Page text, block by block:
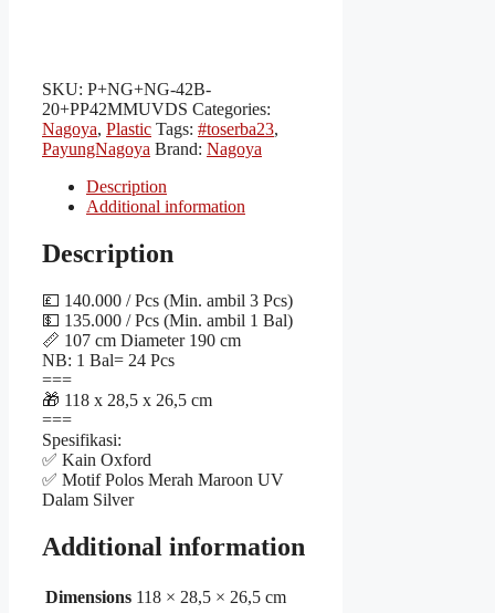
SKU: P+NG+NG-42B-
20+PP42MMUVDS Categories:
Nagoya, Plastic Tags: #toserba23,
PayungNagoya Brand: Nagoya
Description
Additional information
Description
💷 140.000 / Pcs (Min. ambil 3 Pcs)
💵 135.000 / Pcs (Min. ambil 1 Bal)
📏 107 cm Diameter 190 cm
NB: 1 Bal= 24 Pcs
===
🎁 118 x 28,5 x 26,5 cm
===
Spesifikasi:
✅ Kain Oxford
✅ Motif Polos Merah Maroon UV
Dalam Silver
Additional information
Dimensions 118 × 28,5 × 26,5 cm